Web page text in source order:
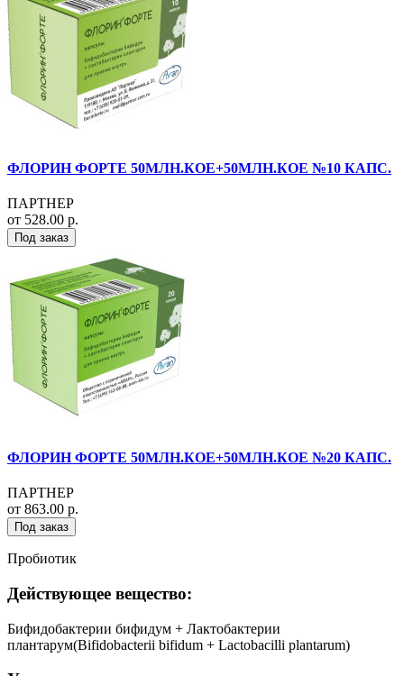
ФЛОРИН ФОРТЕ 50МЛН.КОЕ+50МЛН.КОЕ №10 КАПС.
ПАРТНЕР
от 528.00 р.
Под заказ
ФЛОРИН ФОРТЕ 50МЛН.КОЕ+50МЛН.КОЕ №20 КАПС.
ПАРТНЕР
от 863.00 р.
Под заказ
Пробиотик
Действующее вещество:
Бифидобактерии бифидум + Лактобактерии
плантарум(Bifidobacterii bifidum + Lactobacilli plantarum)